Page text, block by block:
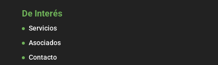
De Interés
Servicios
Asociados
Contacto